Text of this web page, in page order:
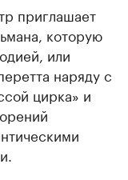
приглашает
которую
или
наряду с
цирка» и